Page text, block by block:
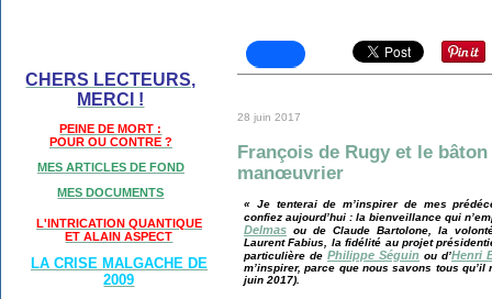
CHERS LECTEURS,
MERCI !
PEINE DE MORT :
POUR OU CONTRE ?
MES ARTICLES DE FOND
MES DOCUMENTS
L'INTRICATION QUANTIQUE
ET ALAIN ASPECT
LA CRISE MALGACHE DE
2009
28 juin 2017
François de Rugy et le
manœuvrier
« Je tenterai de m’inspirer de mes
confiez aujourd’hui : la bienveillance qui
Delmas ou de Claude Bartolone, la
Laurent Fabius, la fidélité au projet
particulière de Philippe Séguin ou d’Henri
m’inspirer, parce que nous savons tous
juin 2017).